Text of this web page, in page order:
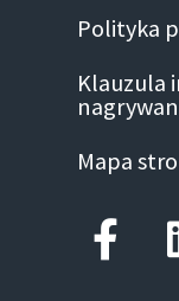
Polityka
Klauzula
Mapa